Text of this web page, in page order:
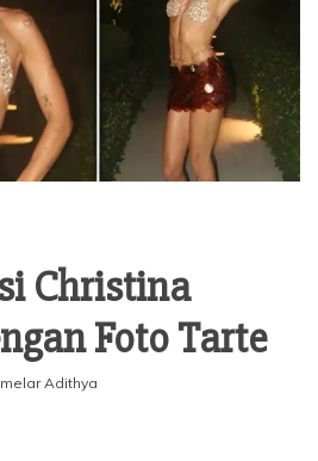
Christina
Foto Tarte
Adithya